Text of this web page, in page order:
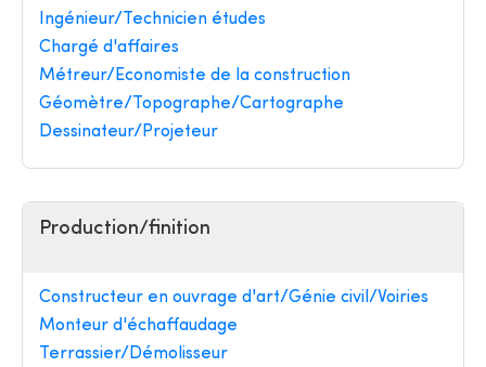
Ingénieur/Technicien études
Chargé d'affaires
Métreur/Economiste de la construction
Géomètre/Topographe/Cartographe
Dessinateur/Projeteur
Production/finition
Constructeur en ouvrage d'art/Génie civil/Voiries
Monteur d'échaffaudage
Terrassier/Démolisseur